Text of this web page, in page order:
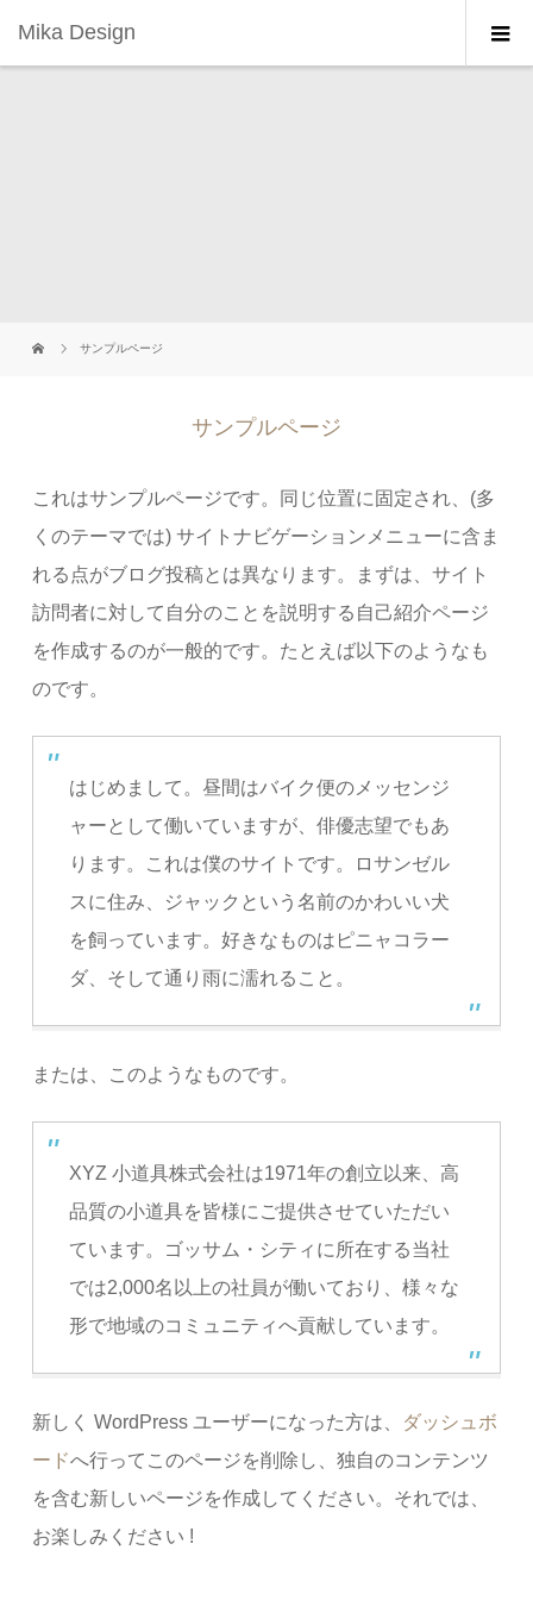
Mika Design
サンプルページ
サンプルページ
これはサンプルページです。同じ位置に固定され、(多
くのテーマでは) サイトナビゲーションメニューに含ま
れる点がブログ投稿とは異なります。まずは、サイト
訪問者に対して自分のことを説明する自己紹介ページ
を作成するのが一般的です。たとえば以下のようなも
のです。
はじめまして。昼間はバイク便のメッセンジ
ャーとして働いていますが、俳優志望でもあ
ります。これは僕のサイトです。ロサンゼル
スに住み、ジャックという名前のかわいい犬
を飼っています。好きなものはピニャコラー
ダ、そして通り雨に濡れること。
または、このようなものです。
XYZ 小道具株式会社は1971年の創立以来、高
品質の小道具を皆様にご提供させていただい
ています。ゴッサム・シティに所在する当社
では2,000名以上の社員が働いており、様々な
形で地域のコミュニティへ貢献しています。
新しく WordPress ユーザーになった方は、 ダッシュボ
ードへ行ってこのページを削除し、独自のコンテンツ
を含む新しいページを作成してください。それでは、
お楽しみください !